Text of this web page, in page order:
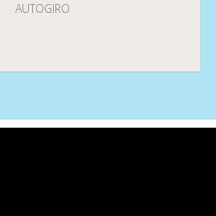
AUTOGIRO